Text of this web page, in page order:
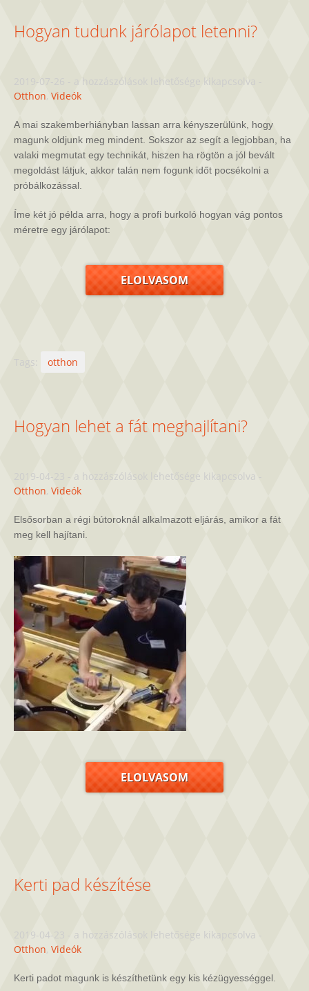
Hogyan tudunk járólapot letenni?
2019-07-26
Hogyan
tudunk
letenni?
bejegyzéshez
a hozzászólások lehetősége kikapcsolva
Otthon, Videók
A mai szakemberhiányban lassan arra kényszerülünk, hogy
magunk oldjunk meg mindent. Sokszor az segít a legjobban, ha
valaki megmutat egy technikát, hiszen ha rögtön a jól bevált
megoldást látjuk, akkor talán nem fogunk időt pocsékolni a
próbálkozással.
Íme két jó példa arra, hogy a profi burkoló hogyan vág pontos
méretre egy járólapot:
ELOLVASOM
Tags: otthon
Hogyan lehet a fát meghajlítani?
2019-04-23
Hogyan
lehet
fát
meghajlítani?
a hozzászólások lehetősége kikapcsolva
Otthon, Videók
Elsősorban a régi bútoroknál alkalmazott eljárás, amikor a fát
meg kell hajítani.
ELOLVASOM
Kerti pad készítése
2019-04-23 - Kerti
pad
bejegyzéshez
a hozzászólások lehetősége kikapcsolva -
Otthon, Videók
Kerti padot magunk is készíthetünk egy kis kézügyességgel.